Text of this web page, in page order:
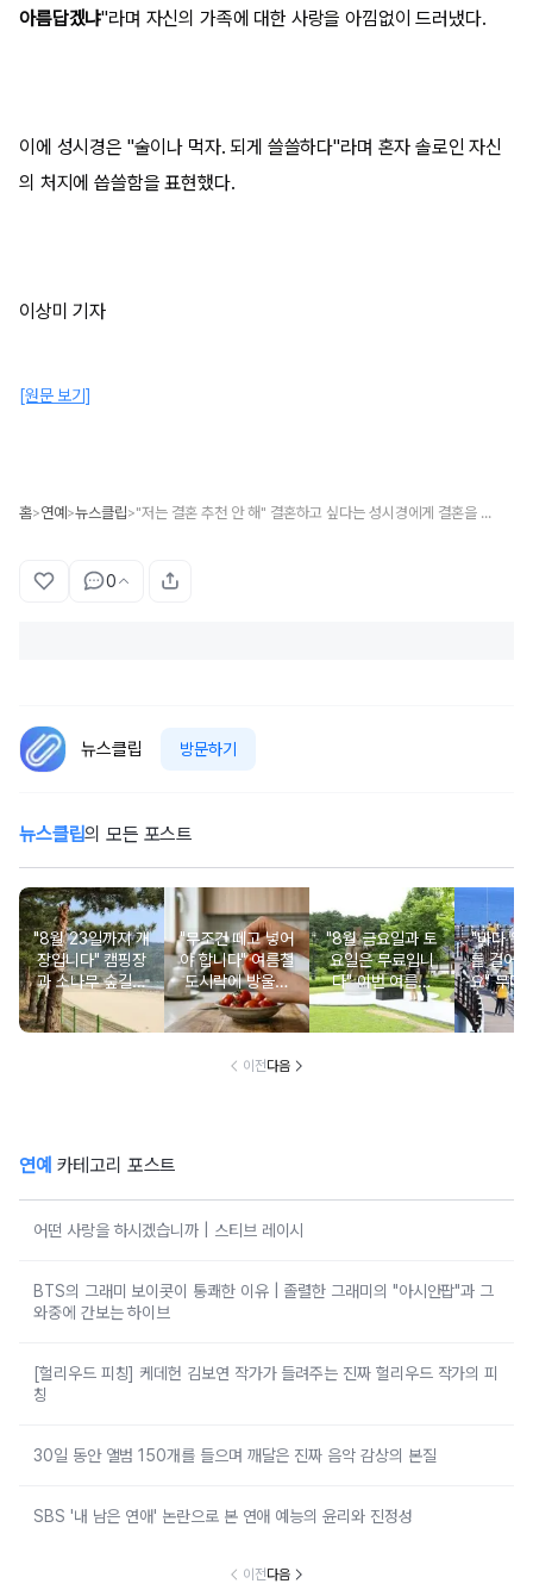
아름답겠냐"라며 자신의 가족에 대한 사랑을 아낌없이 드러냈다.
이에 성시경은 "술이나 먹자. 되게 쓸쓸하다"라며 혼자 솔로인 자신
의 처지에 씁쓸함을 표현했다.
이상미 기자
[원문 보기]
홈>연예 >뉴스클립> "저는 결혼 추천 안 해" 결혼하고 싶다는 성시경에게 결혼을 추천하지 않는 자신의 생각을 전한 타블로
0
뉴스클립 방문하기
뉴스클립의 모든 포스트
"8월 23일까지 개
장입니다" 캠핑장
과 소나무 숲길이
붙어있는 조용한
남해 해수욕장
"무조건 떼고 넣어
야 합니다" 여름철
도시락에 방울토
마토 꼭지 그대로
넣으면 생기는 일
"8월 금요일과 토
요일은 무료입니
다" 이번 여름에
무료로 입장 가능
한 의미 있는 여행
"바다 위
를 걸어
요" 무더
만드는
풍경
이전다음
연예 카테고리 포스트
어떤 사랑을 하시겠습니까 | 스티브 레이시
BTS의 그래미 보이콧이 통쾌한 이유 | 졸렬한 그래미의 "아시안팝"과 그
와중에 간보는 하이브
[헐리우드 피칭] 케데헌 김보연 작가가 들려주는 진짜 헐리우드 작가의 피
칭
30일 동안 앨범 150개를 들으며 깨달은 진짜 음악 감상의 본질
SBS '내 남은 연애' 논란으로 본 연애 예능의 윤리와 진정성
이전다음